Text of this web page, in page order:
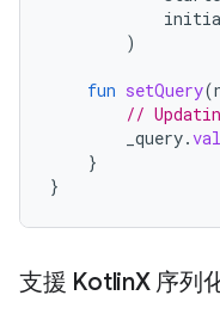
)
fun setQuery(
//
_query.
}
}
支援 KotlinX 序列